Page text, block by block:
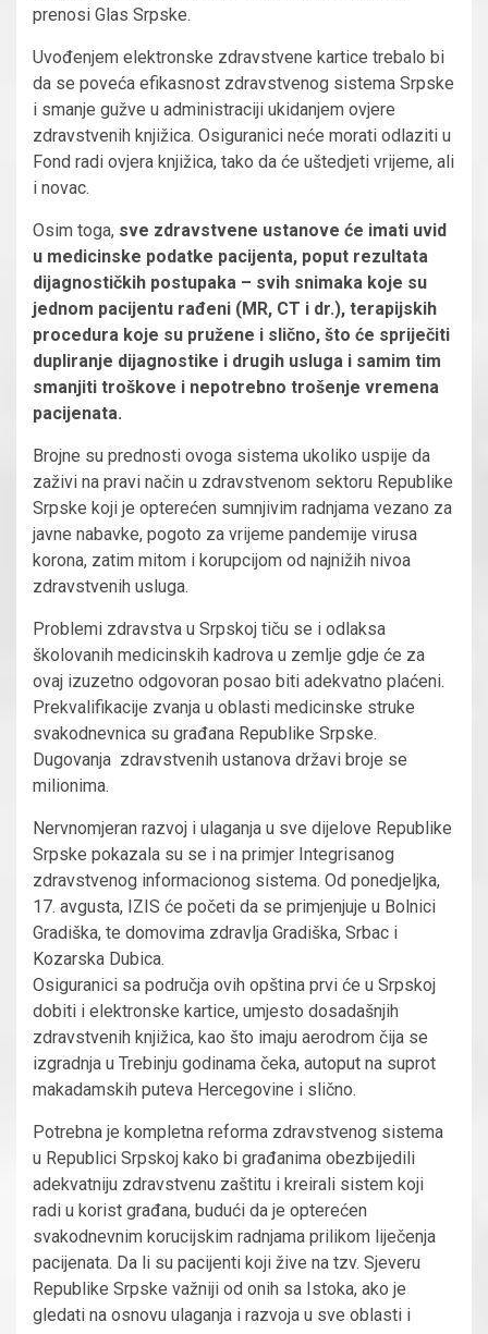
prenosi Glas Srpske.
Uvođenjem elektronske zdravstvene kartice trebalo bi
da se poveća efikasnost zdravstvenog sistema Srpske
i smanje gužve u administraciji ukidanjem ovjere
zdravstvenih knjižica. Osiguranici neće morati odlaziti u
Fond radi ovjera knjižica, tako da će uštedjeti vrijeme, ali
i novac.
Osim toga, sve zdravstvene ustanove će imati uvid
u medicinske podatke pacijenta, poput rezultata
dijagnostičkih postupaka – svih snimaka koje su
jednom pacijentu rađeni (MR, CT i dr.), terapijskih
procedura koje su pružene i slično, što će spriječiti
dupliranje dijagnostike i drugih usluga i samim tim
smanjiti troškove i nepotrebno trošenje vremena
pacijenata.
Brojne su prednosti ovoga sistema ukoliko uspije da
zaživi na pravi način u zdravstvenom sektoru Republike
Srpske koji je opterećen sumnjivim radnjama vezano za
javne nabavke, pogoto za vrijeme pandemije virusa
korona, zatim mitom i korupcijom od najnižih nivoa
zdravstvenih usluga.
Problemi zdravstva u Srpskoj tiču se i odlaksa
školovanih medicinskih kadrova u zemlje gdje će za
ovaj izuzetno odgovoran posao biti adekvatno plaćeni.
Prekvalifikacije zvanja u oblasti medicinske struke
svakodnevnica su građana Republike Srpske.
Dugovanja zdravstvenih ustanova državi broje se
milionima.
Nervnomjeran razvoj i ulaganja u sve dijelove Republike
Srpske pokazala su se i na primjer Integrisanog
zdravstvenog informacionog sistema. Od ponedjeljka,
17. avgusta, IZIS će početi da se primjenjuje u Bolnici
Gradiška, te domovima zdravlja Gradiška, Srbac i
Kozarska Dubica.
Osiguranici sa područja ovih opština prvi će u Srpskoj
dobiti i elektronske kartice, umjesto dosadašnjih
zdravstvenih knjižica, kao što imaju aerodrom čija se
izgradnja u Trebinju godinama čeka, autoput na suprot
makadamskih puteva Hercegovine i slično.
Potrebna je kompletna reforma zdravstvenog sistema
u Republici Srpskoj kako bi građanima obezbijedili
adekvatniju zdravstvenu zaštitu i kreirali sistem koji
radi u korist građana, budući da je opterećen
svakodnevnim korucijskim radnjama prilikom liječenja
pacijenata. Da li su pacijenti koji žive na tzv. Sjeveru
Republike Srpske važniji od onih sa Istoka, ako je
gledati na osnovu ulaganja i razvoja u sve oblasti i